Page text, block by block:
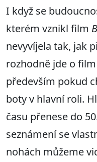
I když se
kterém vznikl film
nevyvíjela tak, jak
rozhodně jde o
především pokud
boty v hlavní roli.
času přenese do
seznámení se
nohách můžeme